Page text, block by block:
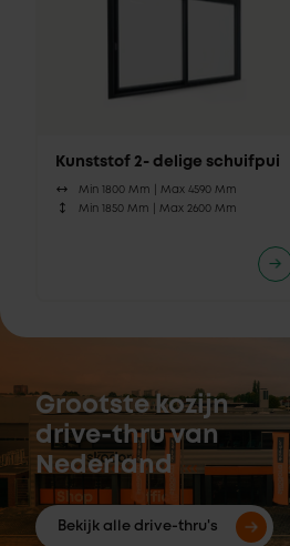
Kunststof 2- delige schuifpui
Min 1800 Mm | Max 4590 Mm
Min 1850 Mm | Max 2600 Mm
Grootste kozijn
drive-thru van
Nederland
Bekijk alle drive-thru's